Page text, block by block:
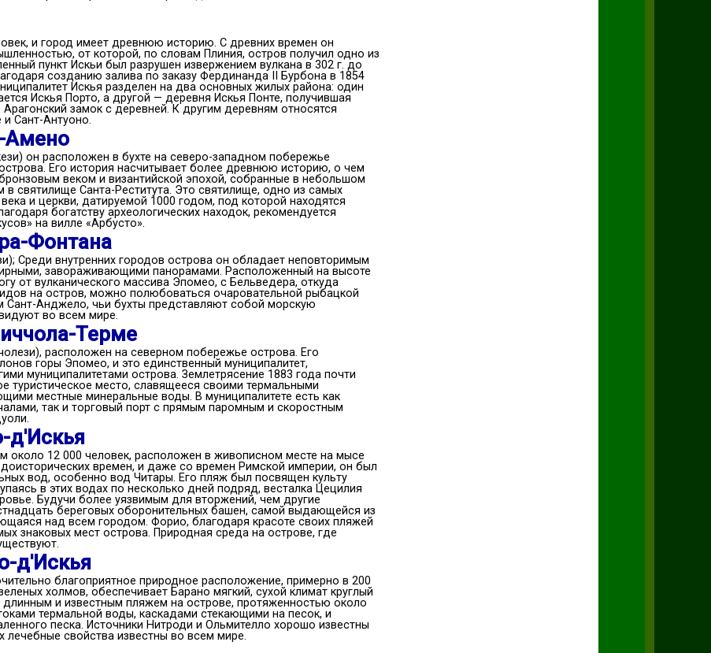
и город имеет древнюю историю. С древних времен он
от которой, по словам Плиния, остров получил одно из
пункт Искьи был разрушен извержением вулкана в 302 г. до
созданию залива по заказу Фердинанда II Бурбона в 1854
Искья разделен на два основных жилых района: один
Искья Порто, а другой — деревня Искья Понте, получившая
замок с деревней. К другим деревням относятся
Сант-Антуоно.
Амено
он расположен в бухте на северо-западном побережье
Его история насчитывает более древнюю историю, о чем
веком и византийской эпохой, собранные в небольшом
святилище Санта-Реститута. Это святилище, одно из самых
и церкви, датируемой 1000 годом, под которой находятся
богатству археологических находок, рекомендуется
на вилле «Арбусто».
Фонтана
Среди внутренних городов острова он обладает неповторимым
завораживающими панорамами. Расположенный на высоте
от вулканического массива Эпомео, с Бельведера, откуда
на остров, можно полюбоваться очаровательной рыбацкой
Анджело, чьи бухты представляют собой морскую
во всем мире.
Терме
расположен на северном побережье острова. Его
горы Эпомео, и это единственный муниципалитет,
муниципалитетами острова. Землетрясение 1883 года почти
туристическое место, славящееся своими термальными
местные минеральные воды. В муниципалитете есть как
так и торговый порт с прямым паромным и скоростным
д'Искья
около 12 000 человек, расположен в живописном месте на мысе
времен, и даже со времен Римской империи, он был
вод, особенно вод Читары. Его пляж был посвящен культу
в этих водах по несколько дней подряд, весталка Цецилия
Будучи более уязвимым для вторжений, чем другие
береговых оборонительных башен, самой выдающейся из
над всем городом. Форио, благодаря красоте своих пляжей
знаковых мест острова. Природная среда на острове, где
д'Искья
благоприятное природное расположение, примерно в 200
холмов, обеспечивает Барано мягкий, сухой климат круглый
и известным пляжем на острове, протяженностью около
термальной воды, каскадами стекающими на песок, и
песка. Источники Нитроди и Ольмителло хорошо известны
свойства известны во всем мире.